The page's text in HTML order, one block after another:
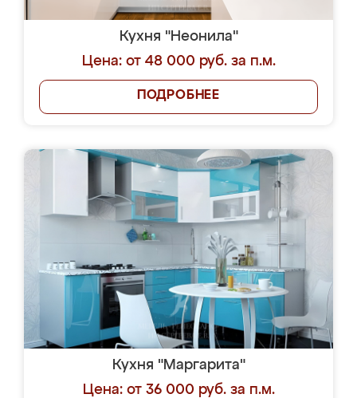
Кухня "Неонила"
Цена: от 48 000 руб. за п.м.
ПОДРОБНЕЕ
Кухня "Маргарита"
Цена: от 36 000 руб. за п.м.